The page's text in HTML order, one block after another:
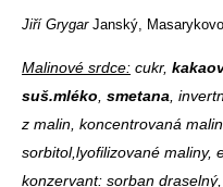
Jiří Grygar Janský
Malinové srdce: cukr,
suš.mléko smetana ,
z malin, koncentrovaná
sorbitol,lyofilizované maliny,
konzervant: sorban draselný,